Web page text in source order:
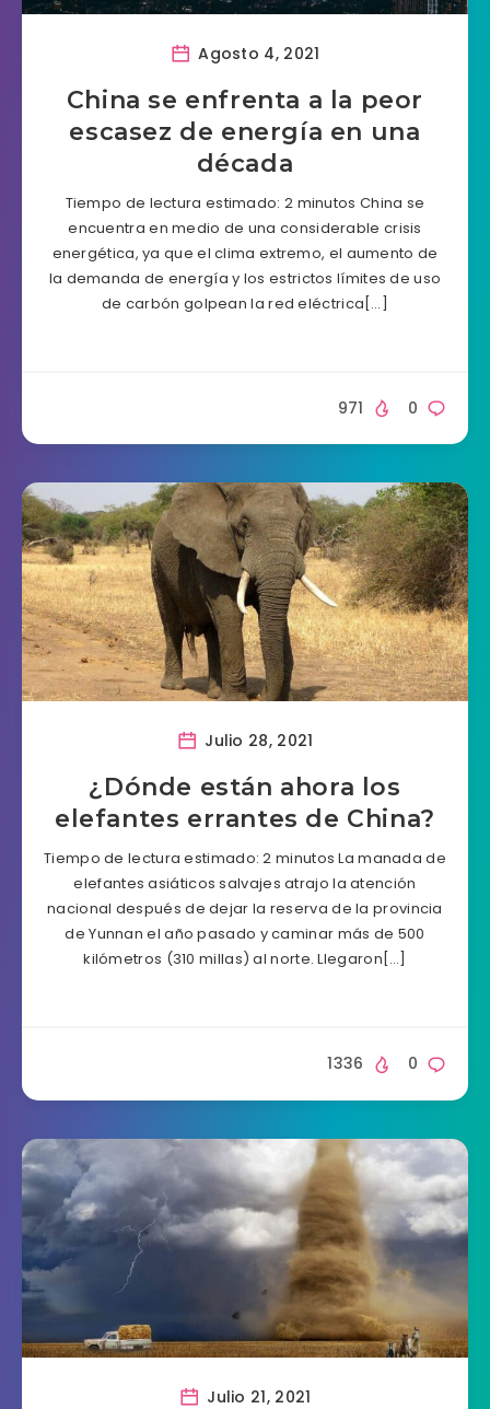
Agosto 4, 2021
China se enfrenta a la peor
escasez de energía en una
década
Tiempo de lectura estimado: 2 minutos China se
encuentra en medio de una considerable crisis
energética, ya que el clima extremo, el aumento de
la demanda de energía y los estrictos límites de uso
de carbón golpean la red eléctrica[…]
0
971
Julio 28, 2021
¿Dónde están ahora los
elefantes errantes de China?
Tiempo de lectura estimado: 2 minutos La manada de
elefantes asiáticos salvajes atrajo la atención
nacional después de dejar la reserva de la provincia
de Yunnan el año pasado y caminar más de 500
kilómetros (310 millas) al norte. Llegaron[…]
0
1336
Julio 21, 2021